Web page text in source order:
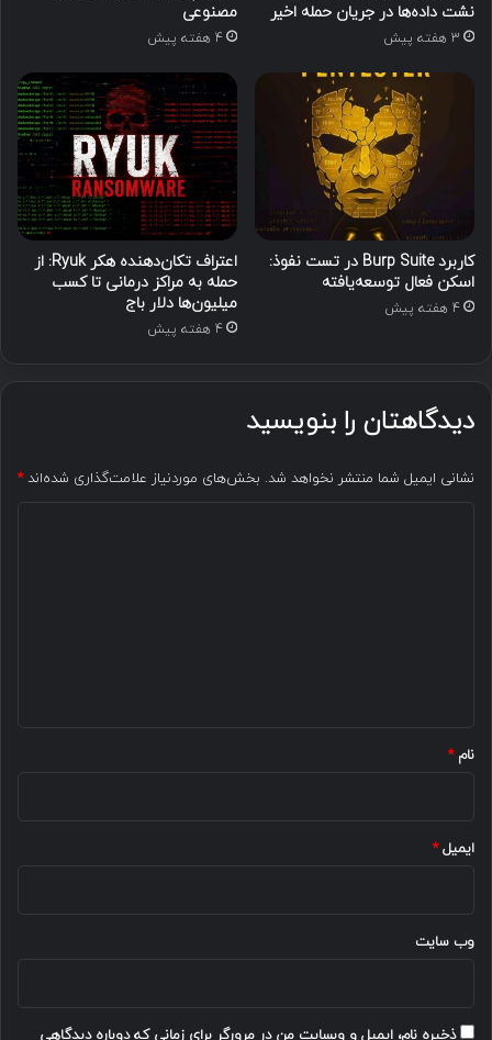
نشت داده‌ها در جریان حمله اخیر
3 هفته پیش
مصنوعی
4 هفته پیش
کاربرد Burp Suite در تست نفوذ:
اسکن فعال توسعه‌یافته
4 هفته پیش
اعتراف تکان‌دهنده هکر Ryuk: از
حمله به مراکز درمانی تا کسب
میلیون‌ها دلار باج
4 هفته پیش
دیدگاهتان را بنویسید
نشانی ایمیل شما منتشر نخواهد شد. بخش‌های موردنیاز علامت‌گذاری شده‌اند*
نام*
ایمیل*
وب‌ سایت